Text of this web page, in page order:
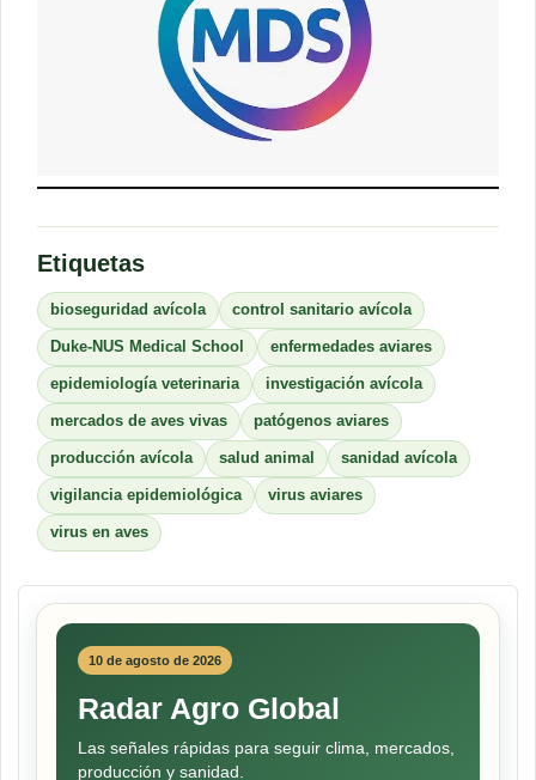
Etiquetas
bioseguridad avícola control sanitario avícola
Duke-NUS Medical School enfermedades aviares
epidemiología veterinaria investigación avícola
mercados de aves vivas patógenos aviares
producción avícola salud animal sanidad avícola
vigilancia epidemiológica virus aviares
virus en aves
10 de agosto de 2026
Radar Agro Global
Las señales rápidas para seguir clima, mercados,
producción y sanidad.